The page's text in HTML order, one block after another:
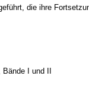
die ihre
I und II